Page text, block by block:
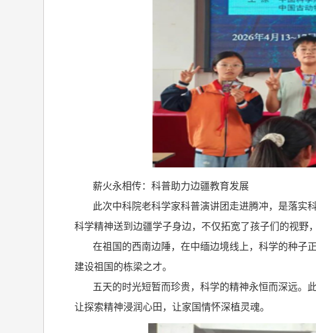
薪火永相传：科普助力边疆教育发展
此次中科院老科学家科普演讲团走进腾冲，是落实
科学精神送到边疆学子身边，不仅拓宽了孩子们的视野
在祖国的西南边陲，在中缅边境线上，科学的种子
建设祖国的栋梁之才。
五天的时光短暂而珍贵，科学的精神永恒而深远。
让探索精神浸润心田，让家国情怀深植灵魂。